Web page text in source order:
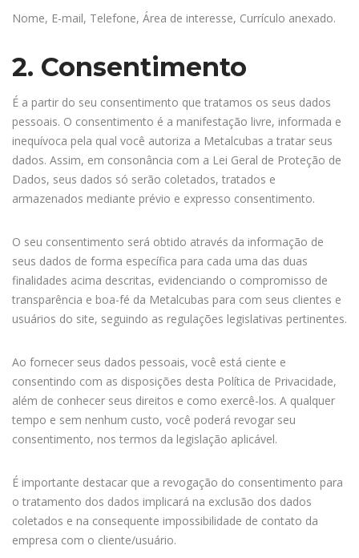
Nome, E-mail, Telefone, Área de interesse, Currículo anexado.
2. Consentimento
É a partir do seu consentimento que tratamos os seus dados
pessoais. O consentimento é a manifestação livre, informada e
inequívoca pela qual você autoriza a Metalcubas a tratar seus
dados. Assim, em consonância com a Lei Geral de Proteção de
Dados, seus dados só serão coletados, tratados e
armazenados mediante prévio e expresso consentimento.
O seu consentimento será obtido através da informação de
seus dados de forma específica para cada uma das duas
finalidades acima descritas, evidenciando o compromisso de
transparência e boa-fé da Metalcubas para com seus clientes e
usuários do site, seguindo as regulações legislativas pertinentes.
Ao fornecer seus dados pessoais, você está ciente e
consentindo com as disposições desta Política de Privacidade,
além de conhecer seus direitos e como exercê-los. A qualquer
tempo e sem nenhum custo, você poderá revogar seu
consentimento, nos termos da legislação aplicável.
É importante destacar que a revogação do consentimento para
o tratamento dos dados implicará na exclusão dos dados
coletados e na consequente impossibilidade de contato da
empresa com o cliente/usuário.